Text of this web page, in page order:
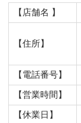
【店舗名 】
【住所】
【電話番号】
【営業時間】
【休業日】